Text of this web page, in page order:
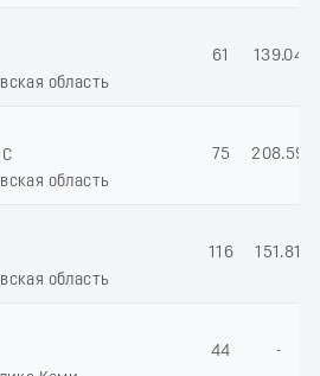
область
61 139.04
область
75 208.59
область
116 151.81
44 -